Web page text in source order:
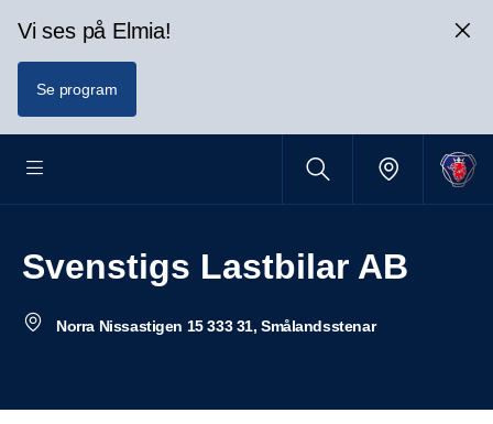
Vi ses på Elmia!
Se program
Svenstigs Lastbilar AB
Norra Nissastigen 15 333 31, Smålandsstenar